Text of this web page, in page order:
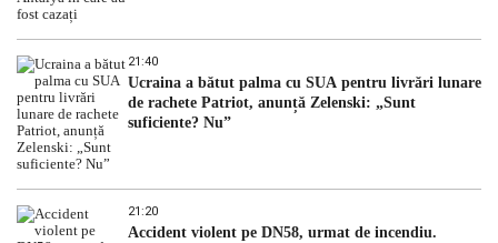
21:40
Ucraina a bătut palma cu SUA pentru livrări lunare
de rachete Patriot, anunță Zelenski: „Sunt
suficiente? Nu”
21:20
Accident violent pe DN58, urmat de incendiu.